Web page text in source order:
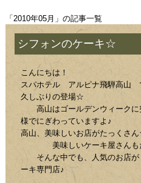
「2010年05月」の記事一覧
シフォンのケーキ☆
こんにちは！
スパホテル アルピナ飛騨高山
久しぶりの登場☆
高山はゴールデンウィークに
様でにぎわっていますよ♪
高山、美味しいお店がたっくさ
美味しいケーキ屋さんも
そんな中でも、人気のお店が
ーキ専門店♪